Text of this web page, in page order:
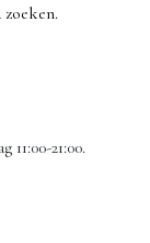
21:00.